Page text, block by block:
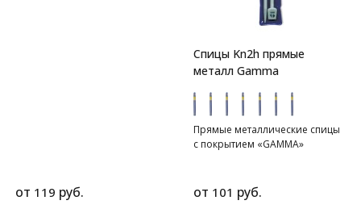
от 119 руб.
Спицы Kn2h прямые
металл Gamma
Прямые металлические спицы
с покрытием «GAMMA»
от 101 руб.